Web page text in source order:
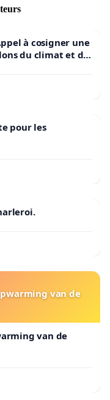
à cosigner une
du climat et de
pour les
van de
van de